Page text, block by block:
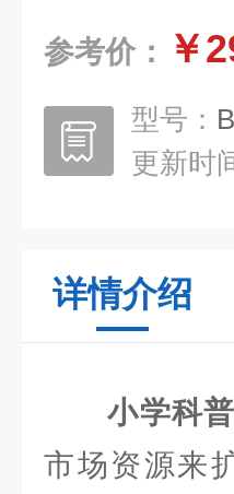
参考价： ￥
型号：
更新时
详情介绍
小学科
市场资源来